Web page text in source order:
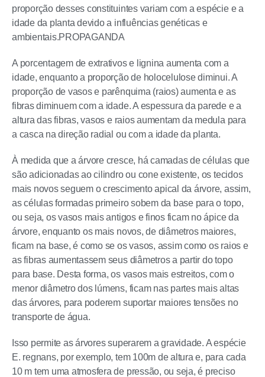
proporção desses constituintes variam com a espécie e a
idade da planta devido a influências genéticas e
ambientais.PROPAGANDA
A porcentagem de extrativos e lignina aumenta com a
idade, enquanto a proporção de holocelulose diminui. A
proporção de vasos e parênquima (raios) aumenta e as
fibras diminuem com a idade. A espessura da parede e a
altura das fibras, vasos e raios aumentam da medula para
a casca na direção radial ou com a idade da planta.
À medida que a árvore cresce, há camadas de células que
são adicionadas ao cilindro ou cone existente, os tecidos
mais novos seguem o crescimento apical da árvore, assim,
as células formadas primeiro sobem da base para o topo,
ou seja, os vasos mais antigos e finos ficam no ápice da
árvore, enquanto os mais novos, de diâmetros maiores,
ficam na base, é como se os vasos, assim como os raios e
as fibras aumentassem seus diâmetros a partir do topo
para base. Desta forma, os vasos mais estreitos, com o
menor diâmetro dos lúmens, ficam nas partes mais altas
das árvores, para poderem suportar maiores tensões no
transporte de água.
Isso permite as árvores superarem a gravidade. A espécie
E. regnans, por exemplo, tem 100m de altura e, para cada
10 m tem uma atmosfera de pressão, ou seja, é preciso